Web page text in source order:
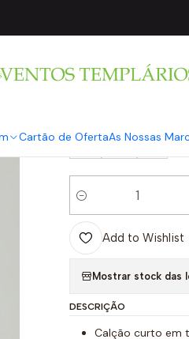
Cartão de OfertaAs Nossas
|
S M L
Quantity
Add to Wishlist
Mostrar stock das
DESCRIÇÃO
Calção curto em